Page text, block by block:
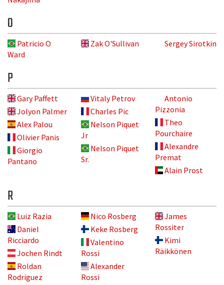
O
Patricio O
Ward
Zak O'Sullivan Sergey Sirotkin
P
Gary Paffett
Jolyon Palmer
Alex Palou
Olivier Panis
Giorgio
Pantano
Vitaly Petrov
Charles Pic
Nelson Piquet
Jr
Nelson Piquet
Sr.
Antonio
Pizzonia
Theo
Pourchaire
Alexandre
Premat
Alain Prost
R
Luiz Razia
Daniel
Ricciardo
Jochen Rindt
Roldan
Rodriguez
Nico Rosberg
Keke Rosberg
Valentino
Rossi
Alexander
Rossi
James
Rossiter
Kimi
Räikkönen